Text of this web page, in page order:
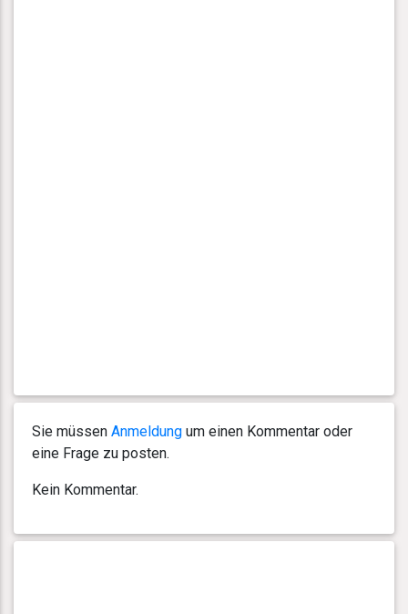
Sie müssen Anmeldung um einen Kommentar oder
eine Frage zu posten.
Kein Kommentar.